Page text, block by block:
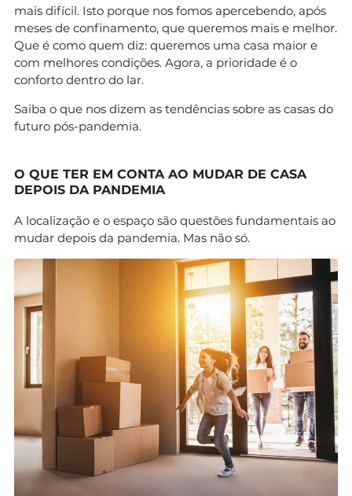
mais difícil. Isto porque nos fomos apercebendo, após
meses de confinamento, que queremos mais e melhor.
Que é como quem diz: queremos uma casa maior e
com melhores condições. Agora, a prioridade é o
conforto dentro do lar.
Saiba o que nos dizem as tendências sobre as casas do
futuro pós-pandemia.
O QUE TER EM CONTA AO MUDAR DE CASA
DEPOIS DA PANDEMIA
A localização e o espaço são questões fundamentais ao
mudar depois da pandemia. Mas não só.